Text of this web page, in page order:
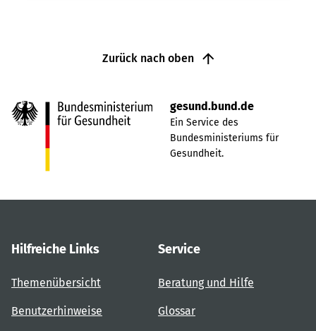
Zurück nach oben
gesund.bund.de
Ein Service des
Bundesministeriums für
Gesundheit.
Hilfreiche Links
Themenübersicht
Benutzerhinweise
Service
Beratung und Hilfe
Glossar